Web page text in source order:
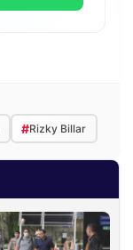
#Rizky Billar